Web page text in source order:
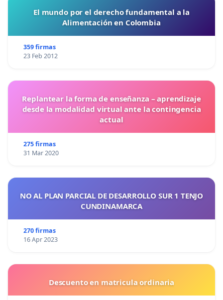
El mundo por el derecho fundamental a la
Alimentación en Colombia
359 firmas
23 Feb 2012
Replantear la forma de enseñanza – aprendizaje
desde la modalidad virtual ante la contingencia
actual
275 firmas
31 Mar 2020
NO AL PLAN PARCIAL DE DESARROLLO SUR 1 TENJO
CUNDINAMARCA
270 firmas
16 Apr 2023
Descuento en matricula ordinaria